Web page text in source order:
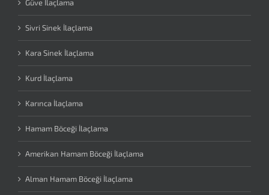
Güve İlaçlama
Sivri Sinek İlaçlama
Kara Sinek İlaçlama
Kurd İlaçlama
Karınca İlaçlama
Hamam Böceği İlaçlama
Amerikan Hamam Böceği İlaçlama
Alman Hamam Böceği İlaçlama